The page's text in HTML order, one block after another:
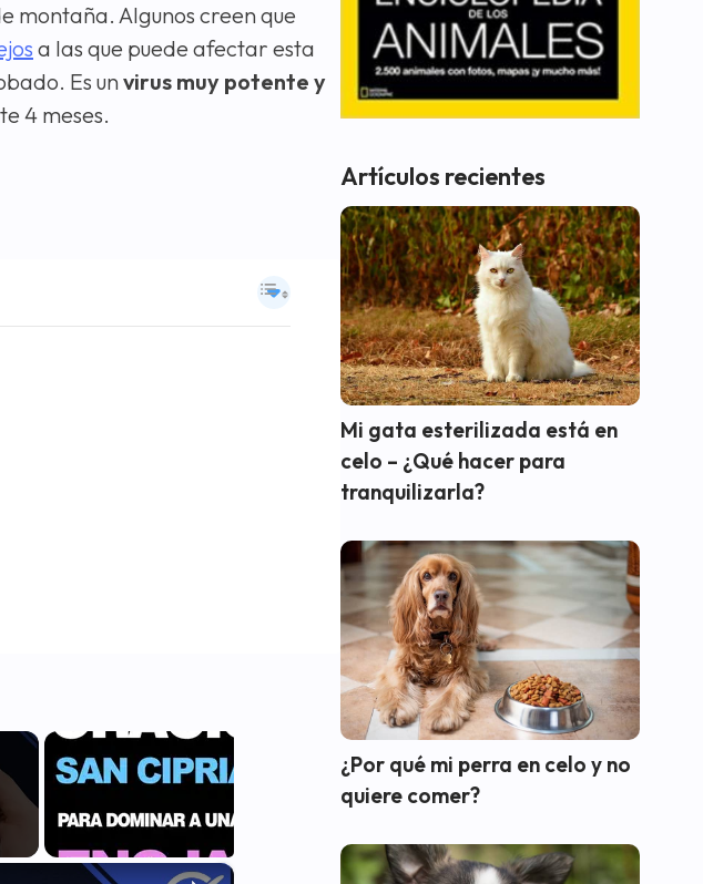
montaña. Algunos creen que
a las que puede afectar esta
Es unvirus muy potente y
4 meses.
×
Artículos recientes
Mi gata esterilizada está en
celo – ¿Qué hacer para
tranquilizarla?
¿Por qué mi perra en celo y no
quiere comer?